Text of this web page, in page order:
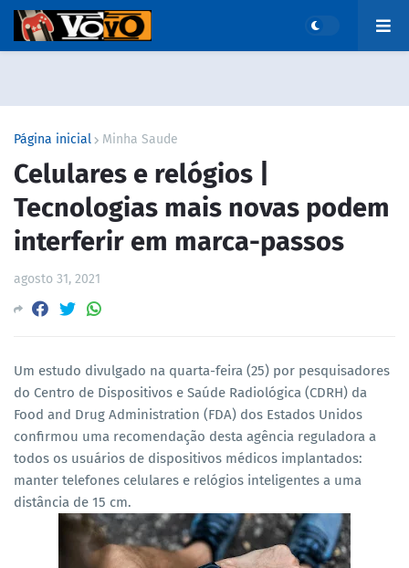
Página inicial Minha Saude
Celulares e relógios |
Tecnologias mais novas podem
interferir em marca-passos
agosto 31, 2021
Um estudo divulgado na quarta-feira (25) por pesquisadores
do Centro de Dispositivos e Saúde Radiológica (CDRH) da
Food and Drug Administration (FDA) dos Estados Unidos
confirmou uma recomendação desta agência reguladora a
todos os usuários de dispositivos médicos implantados:
manter telefones celulares e relógios inteligentes a uma
distância de 15 cm.